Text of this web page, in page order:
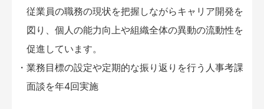
従業員の職務の現状を把握しながらキャリア開発を
図り、個人の能力向上や組織全体の異動の流動性を
促進しています。
業務目標の設定や定期的な振り返りを行う人事考課
面談を年4回実施